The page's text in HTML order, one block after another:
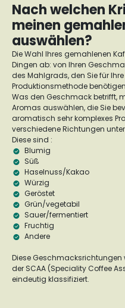
Nach welchen
meinen
auswählen?
Die Wahl Ihres gemahlenen
Dingen ab: von Ihren
des Mahlgrads, den Sie für
Produktionsmethode
Was den Geschmack betrifft,
Aromas auswählen, die Sie
aromatisch sehr komplexes
verschiedene Richtungen
Diese sind :
Blumig
Süß
Haselnuss/Kakao
Würzig
Geröstet
Grün/vegetabil
Sauer/fermentiert
Fruchtig
Andere
Diese Geschmacksrichtungen
der SCAA (Speciality Coffee
eindeutig klassifiziert.